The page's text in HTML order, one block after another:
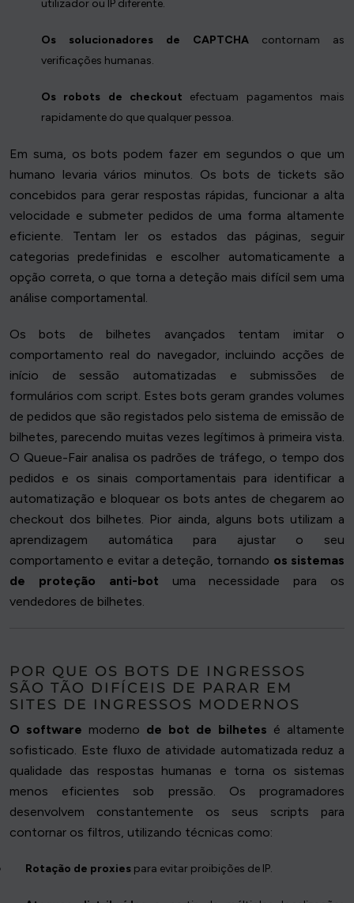
utilizador ou IP diferente.
Os solucionadores de CAPTCHA contornam as
verificações humanas.
Os robots de checkout efectuam pagamentos mais
rapidamente do que qualquer pessoa.
Em suma, os bots podem fazer em segundos o que um
humano levaria vários minutos. Os bots de tickets são
concebidos para gerar respostas rápidas, funcionar a alta
velocidade e submeter pedidos de uma forma altamente
eficiente. Tentam ler os estados das páginas, seguir
categorias predefinidas e escolher automaticamente a
opção correta, o que torna a deteção mais difícil sem uma
análise comportamental.
Os bots de bilhetes avançados tentam imitar o
comportamento real do navegador, incluindo acções de
início de sessão automatizadas e submissões de
formulários com script. Estes bots geram grandes volumes
de pedidos que são registados pelo sistema de emissão de
bilhetes, parecendo muitas vezes legítimos à primeira vista.
O Queue-Fair analisa os padrões de tráfego, o tempo dos
pedidos e os sinais comportamentais para identificar a
automatização e bloquear os bots antes de chegarem ao
checkout dos bilhetes. Pior ainda, alguns bots utilizam a
aprendizagem automática para ajustar o seu
comportamento e evitar a deteção, tornando os sistemas
de proteção anti-bot uma necessidade para os
vendedores de bilhetes.
POR QUE OS BOTS DE INGRESSOS
SÃO TÃO DIFÍCEIS DE PARAR EM
SITES DE INGRESSOS MODERNOS
O software moderno de bot de bilhetes é altamente
sofisticado. Este fluxo de atividade automatizada reduz a
qualidade das respostas humanas e torna os sistemas
menos eficientes sob pressão. Os programadores
desenvolvem constantemente os seus scripts para
contornar os filtros, utilizando técnicas como:
Rotação de proxies para evitar proibições de IP.